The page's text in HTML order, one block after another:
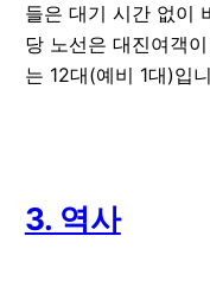
들은 대기 시간 없이
당 노선은 대진여객
는 12대(예비 1대)입
3. 역사